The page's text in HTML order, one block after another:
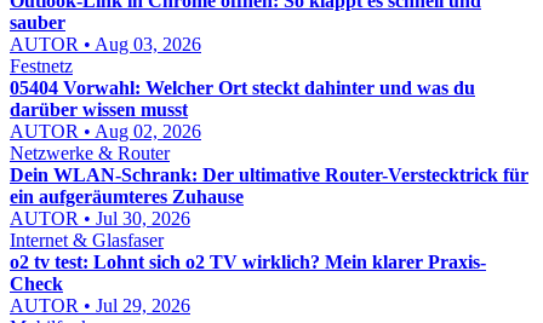
sauber
AUTOR • Aug 03, 2026
Festnetz
05404 Vorwahl: Welcher Ort steckt dahinter und was du
darüber wissen musst
AUTOR • Aug 02, 2026
Netzwerke & Router
Dein WLAN-Schrank: Der ultimative Router-Verstecktrick für
ein aufgeräumteres Zuhause
AUTOR • Jul 30, 2026
Internet & Glasfaser
o2 tv test: Lohnt sich o2 TV wirklich? Mein klarer Praxis-
Check
AUTOR • Jul 29, 2026